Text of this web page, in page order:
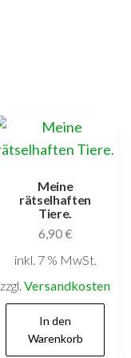
Meine
rätselhaften
Tiere.
6,90€
inkl. 7 % MwSt.
zzgl.Versandkosten
In den
Warenkorb